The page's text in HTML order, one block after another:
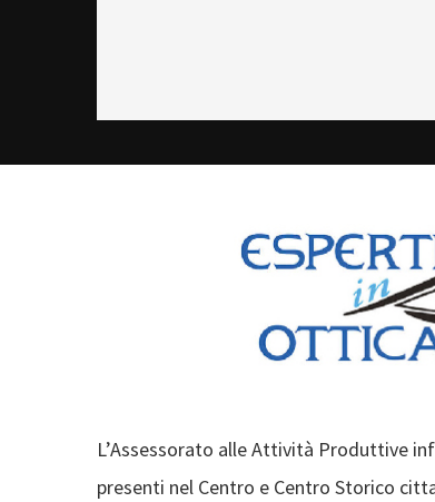
L’Assessorato alle Attività Produttive
presenti nel Centro e Centro Storico